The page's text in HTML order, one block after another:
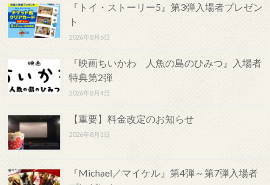
『トイ・ストーリー5』第3弾入場者プレゼン
ト
2026年8月6日
『映画ちいかわ 人魚の島のひみつ』入場者
特典第2弾
2026年8月4日
【重要】料金改定のお知らせ
2026年8月1日
『Michael／マイケル』第4弾～第7弾入場者